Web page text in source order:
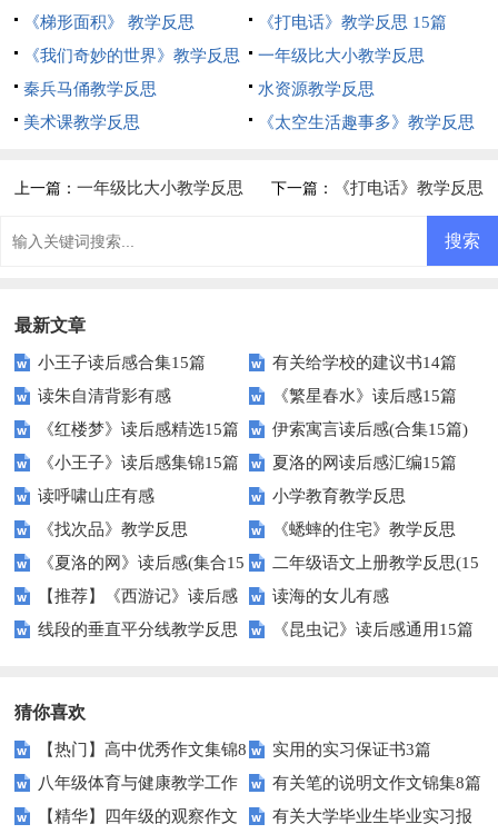
《梯形面积》 教学反思
《打电话》教学反思 15篇
《我们奇妙的世界》教学反思
一年级比大小教学反思
秦兵马俑教学反思
水资源教学反思
美术课教学反思
《太空生活趣事多》教学反思
上一篇：一年级比大小教学反思 下一篇： 《打电话》教学反思
最新文章
小王子读后感合集15篇
有关给学校的建议书14篇
读朱自清背影有感
《繁星春水》读后感15篇
《红楼梦》读后感精选15篇
伊索寓言读后感(合集15篇)
《小王子》读后感集锦15篇
夏洛的网读后感汇编15篇
读呼啸山庄有感
小学教育教学反思
《找次品》教学反思
《蟋蟀的住宅》教学反思
《夏洛的网》读后感(集合15
篇)
二年级语文上册教学反思(15
篇)
【推荐】《西游记》读后感
读海的女儿有感
线段的垂直平分线教学反思
《昆虫记》读后感通用15篇
猜你喜欢
【热门】高中优秀作文集锦8
篇
实用的实习保证书3篇
八年级体育与健康教学工作
总结
有关笔的说明文作文锦集8篇
【精华】四年级的观察作文
有关大学毕业生毕业实习报